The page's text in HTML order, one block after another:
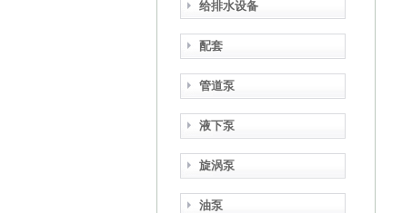
给排水设备
配套
管道泵
液下泵
旋涡泵
油泵